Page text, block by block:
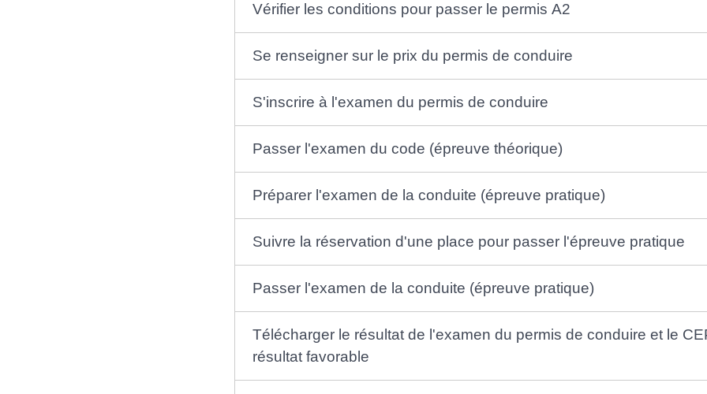
Vérifier les conditions pour passer le permis A2
Se renseigner sur le prix du permis de conduire
S'inscrire à l'examen du permis de conduire
Passer l'examen du code (épreuve théorique)
​Préparer l'examen de la conduite (épreuve pratique)​
Suivre la réservation d'une place pour passer l'épreuve pratique
Passer l'examen de la conduite (épreuve pratique)
Télécharger le résultat de l'examen du permis de conduire et le
résultat favorable